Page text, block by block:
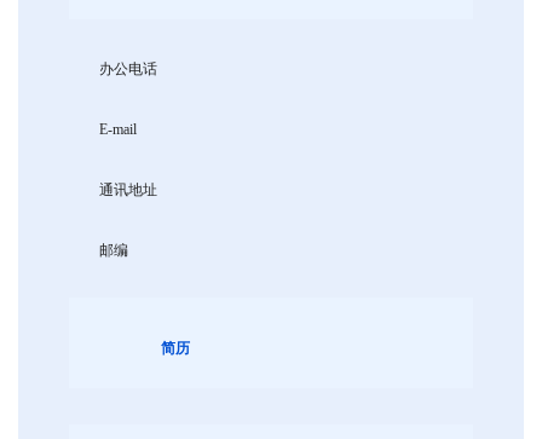
办公电话
E-mail
通讯地址
邮编
简历